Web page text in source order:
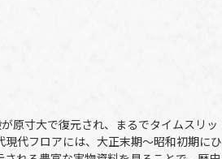
原寸大で復元され、まるでタイムスリッ
代フロアには、大正末期～昭和初期にひ